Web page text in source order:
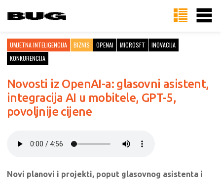
UMJETNA INTELIGENCIJA BIZNIS OPENAI MICROSFT
INOVACIJA
KONKURENCIJA
Novosti iz OpenAI-a: glasovni asistent,
integracija AI u mobitele, GPT-5,
povoljnije cijene
Novi planovi i projekti, poput glasovnog asistenta i